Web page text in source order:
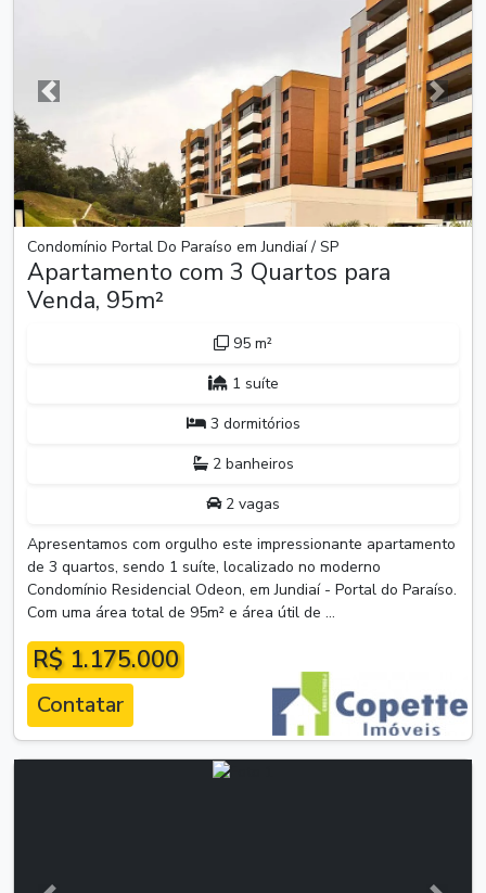
Anterior
Condomínio Portal Do Paraíso em Jundiaí / SP
Apartamento com 3 Quartos para
Venda, 95m²
95 m²
1 suíte
3 dormitórios
2 banheiros
2 vagas
Apresentamos com orgulho este impressionante apartamento
de 3 quartos, sendo 1 suíte, localizado no moderno
Condomínio Residencial Odeon, em Jundiaí - Portal do Paraíso.
Com uma área total de 95m² e área útil de ...
R$ 1.175.000
Contatar